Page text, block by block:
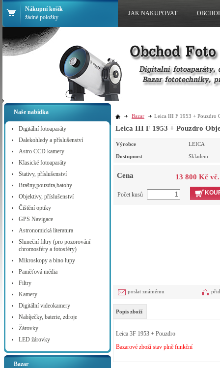
Naše nabídka
Digitální fotoaparáty
Dalekohledy a příslušenství
Astro CCD kamery
Klasické fotoaparáty
Stativy, příslušenství
Brašny,pouzdra,batohy
Objektivy, příslušenství
Čištění optiky
GPS Navigace
Astronomická literatura
Sluneční filtry (pro pozorování
chromosféry a fotosféry)
Mikroskopy a bino lupy
Paměťová média
Filtry
Kamery
Digitální videokamery
Nabíječky, baterie, zdroje
Žárovky
LED žárovky
Bazar
Bazar Leica III F 1953 + Pouzdro
Leica III F 1953 +
Výrobce LEICA
Dostupnost Skladem
Cena 13 800 Kč
Počet kusů
poslat známému
Popis zboží
Leica 3F 1953 + Pouzdro
Bazarové zboží stav plně funkční
Nákupní košík
žádné položky
JAK NAKUPOVAT